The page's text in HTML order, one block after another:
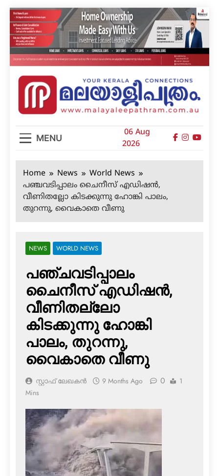
Skip
to
content
മലയാളിപത്രം
MENU
06 Aug
2026
Home News
World News
പഞ്ചവടിപ്പാലം ചൈനീസ് എഡിഷന്‍,
വീണിതല്ലോ കിടക്കുന്നു ഹോങ്കി പാലം,
തുറന്നു, വൈകാതെ വീണു
NEWS WORLD NEWS
പഞ്ചവടിപ്പാലം
ചൈനീസ് എഡിഷന്‍,
വീണിതല്ലോ
കിടക്കുന്നു ഹോങ്കി
പാലം, തുറന്നു,
വൈകാതെ വീണു
സ്റ്റാഫ് ലേഖകൻ 9 Months Ago 0
1
Mins